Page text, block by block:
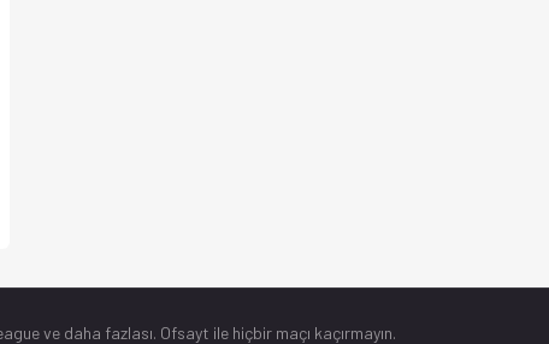
ve daha fazlası. Ofsayt ile hiçbir maçı kaçırmayın.